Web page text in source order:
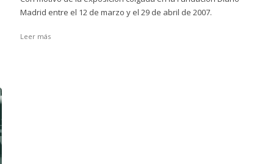
Madrid entre el 12 de marzo y el 29 de abril de 2007.
Leer más